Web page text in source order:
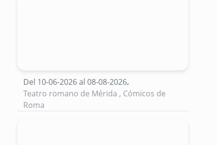
Del 10-06-2026 al 08-08-2026.
Teatro romano de Mérida , Cómicos de
Roma